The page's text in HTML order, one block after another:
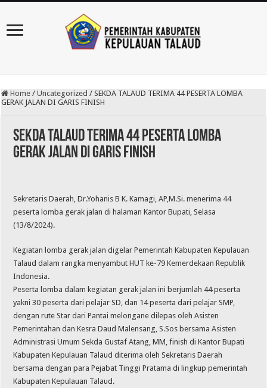
Home / Uncategorized / SEKDA TALAUD TERIMA 44 PESERTA LOMBA
GERAK JALAN DI GARIS FINISH
SEKDA TALAUD TERIMA 44 PESERTA LOMBA
GERAK JALAN DI GARIS FINISH
Sekretaris Daerah, Dr.Yohanis B K. Kamagi, AP,M.Si. menerima 44
peserta lomba gerak jalan di halaman Kantor Bupati, Selasa
(13/8/2024).
Kegiatan lomba gerak jalan digelar Pemerintah Kabupaten Kepulauan
Talaud dalam rangka menyambut HUT ke-79 Kemerdekaan Republik
Indonesia.
Peserta lomba dalam kegiatan gerak jalan ini berjumlah 44 peserta
yakni 30 peserta dari pelajar SD, dan 14 peserta dari pelajar SMP,
dengan rute Star dari Pantai melongane dilepas oleh Asisten
Pemerintahan dan Kesra Daud Malensang, S.Sos bersama Asisten
Administrasi Umum Sekda Gustaf Atang, MM, finish di Kantor Bupati
Kabupaten Kepulauan Talaud diterima oleh Sekretaris Daerah
bersama dengan para Pejabat Tinggi Pratama di lingkup pemerintah
Kabupaten Kepulauan Talaud.